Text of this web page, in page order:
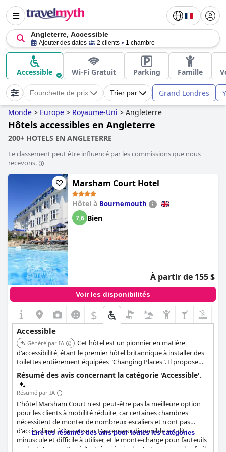
Angleterre, Accessible
Ajouter des dates 2 clients 1 chambre
Accessible Wi-Fi Gratuit Parking Famille
Fourchette de prix Trier par Grand Londres
Monde > Europe > Royaume-Uni > Angleterre
Hôtels accessibles en Angleterre
200+ HOTELS EN ANGLETERRE
Le classement peut être influencé par les commissions que nous
recevons.
Marsham Court Hotel
Hôtel à Bournemouth
7,6 Bien
À partir de 155 $
Voir les disponibilités
$
Accessible
Généré par IA
Cet hôtel est un pionnier en matière
d'accessibilité, étant le premier hôtel britannique à installer des
toilettes entièrement équipées "Changing Places". Il propose
cinq chambres accessibles avec des caractéristiques telles que
des lits médicalisés et des lève-personnes de plafond amovibles,
une salle sensorielle, une piscine accessible avec lève-personne,
et un fauteuil roulant de plage disponible en prêt. Un parking
accessible dédié et un accès par ascenseur extérieur sont
également fournis.
Résumé des avis concernant la catégorie 'Accessible'.
Résumé par IA
L'hôtel Marsham Court n'est peut-être pas la meilleure option
pour les clients à mobilité réduite, car certaines chambres
nécessitent de monter de nombreux escaliers et n'ont pas
d'accès direct à l'ascenseur. L'ascenseur disponible est dit
minuscule et difficile à utiliser, et le monte-charge pour fauteuils
roulants/poussettes à l'entrée principale n'est pas non plus facile
Lire les résumés des avis pour toutes les catégories